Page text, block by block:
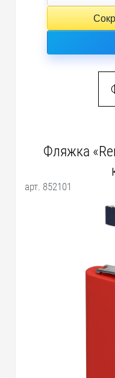
Фляжка
арт. 852101